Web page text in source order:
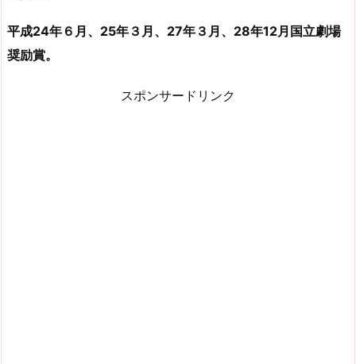
平成24年６月、25年３月、27年３月、28年12月国立劇場
奨励賞。
スポンサードリンク